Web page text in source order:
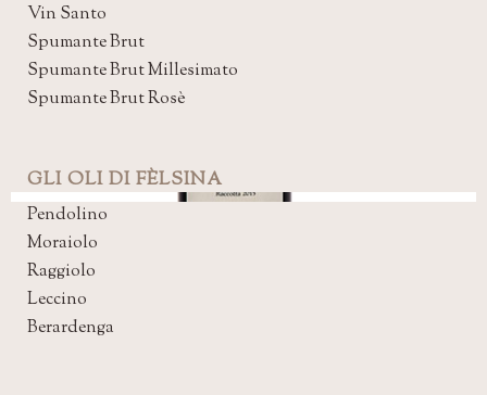
Vin Santo
Spumante Brut
Spumante Brut Millesimato
Spumante Brut Rosè
GLI OLI DI FÈLSINA
Pendolino
Moraiolo
Raggiolo
Leccino
Berardenga